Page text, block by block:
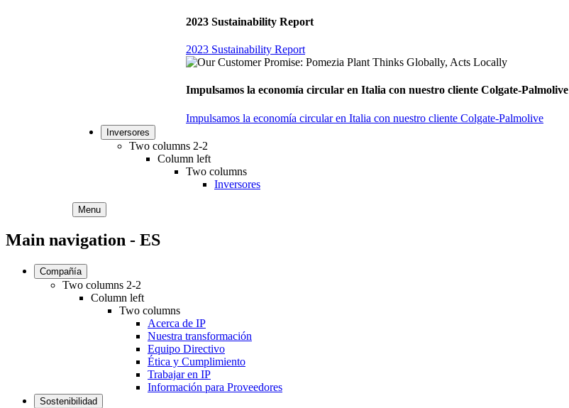
2023 Sustainability Report
2023 Sustainability Report
Impulsamos la economía circular en Italia con nuestro cliente Colgate-Palmolive
Impulsamos la economía circular en Italia con nuestro cliente Colgate-Palmolive
Inversores
Two columns 2-2
Column left
Two columns
Inversores
Menu
Main navigation - ES
Compañía
Two columns 2-2
Column left
Two columns
Acerca de IP
Nuestra transformación
Equipo Directivo
Ética y Cumplimiento
Trabajar en IP
Información para Proveedores
Sostenibilidad